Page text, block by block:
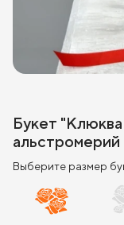
Букет "Клюква
альстромерий
Выберите размер